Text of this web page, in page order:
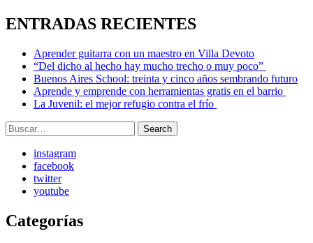
ENTRADAS RECIENTES
Aprender guitarra con un maestro en Villa Devoto
“Del dicho al hecho hay mucho trecho o muy poco”
Buenos Aires School: treinta y cinco años sembrando futuro
Aprende y emprende con herramientas gratis en el barrio
La Juvenil: el mejor refugio contra el frío
Search
for:
Search
instagram
facebook
twitter
youtube
Categorías